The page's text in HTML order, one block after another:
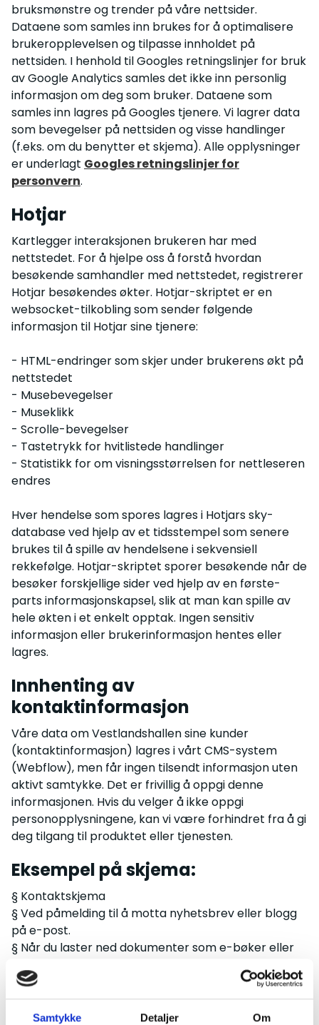
Samtykke Detaljer Om
bruksmønstre og trender på våre nettsider.
Dataene som samles inn brukes for å optimalisere
brukeropplevelsen og tilpasse innholdet på
nettsiden. I henhold til Googles retningslinjer for bruk
av Google Analytics samles det ikke inn personlig
informasjon om deg som bruker. Dataene som
samles inn lagres på Googles tjenere. Vi lagrer data
som bevegelser på nettsiden og visse handlinger
(f.eks. om du benytter et skjema). Alle opplysninger
er underlagt Googles retningslinjer for
personvern.
Hotjar
Kartlegger interaksjonen brukeren har med
nettstedet. For å hjelpe oss å forstå hvordan
besøkende samhandler med nettstedet, registrerer
Hotjar besøkendes økter. Hotjar-skriptet er en
websocket-tilkobling som sender følgende
informasjon til Hotjar sine tjenere:
- HTML-endringer som skjer under brukerens økt på
nettstedet
- Musebevegelser
- Museklikk
- Scrolle-bevegelser
- Tastetrykk for hvitlistede handlinger
- Statistikk for om visningsstørrelsen for nettleseren
endres
Hver hendelse som spores lagres i Hotjars sky-
database ved hjelp av et tidsstempel som senere
brukes til å spille av hendelsene i sekvensiell
rekkefølge. Hotjar-skriptet sporer besøkende når de
besøker forskjellige sider ved hjelp av en første-
parts informasjonskapsel, slik at man kan spille av
hele økten i et enkelt opptak. Ingen sensitiv
informasjon eller brukerinformasjon hentes eller
lagres.
Innhenting av
kontaktinformasjon
Våre data om Vestlandshallen sine kunder
(kontaktinformasjon) lagres i vårt CMS-system
(Webflow), men får ingen tilsendt informasjon uten
aktivt samtykke. Det er frivillig å oppgi denne
informasjonen. Hvis du velger å ikke oppgi
personopplysningene, kan vi være forhindret fra å gi
deg tilgang til produktet eller tjenesten.
Eksempel på skjema:
§ Kontaktskjema
§ Ved påmelding til å motta nyhetsbrev eller blogg
på e-post.
§ Når du laster ned dokumenter som e-bøker eller
§ Å sende sende relevant informasjon til brukeren.
§ Å gi brukeren tilgang til våre produkter og
tjenester.